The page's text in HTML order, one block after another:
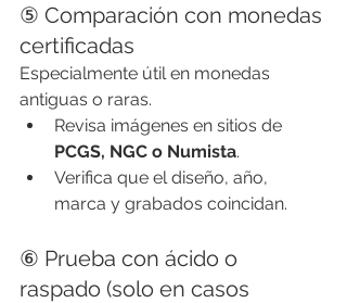
⑤ Comparación con monedas
certificadas
Especialmente útil en monedas
antiguas o raras.
Revisa imágenes en sitios de
PCGS, NGC o Numista.
Verifica que el diseño, año,
marca y grabados coincidan.
⑥ Prueba con ácido o
raspado (solo en casos